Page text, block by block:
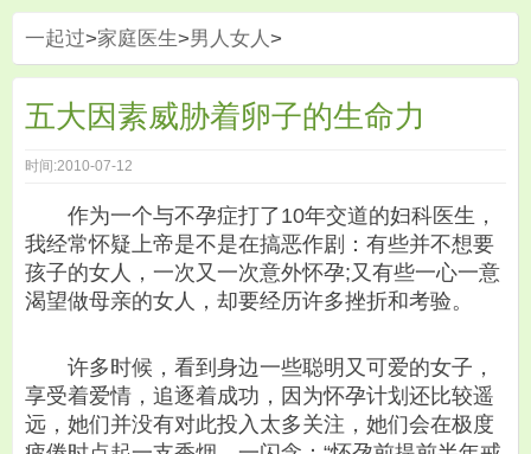
一起过>家庭医生>男人女人>
五大因素威胁着卵子的生命力
时间:2010-07-12
作为一个与不孕症打了10年交道的妇科医生，
我经常怀疑上帝是不是在搞恶作剧：有些并不想要
孩子的女人，一次又一次意外怀孕;又有些一心一意
渴望做母亲的女人，却要经历许多挫折和考验。
许多时候，看到身边一些聪明又可爱的女子，
享受着爱情，追逐着成功，因为怀孕计划还比较遥
远，她们并没有对此投入太多关注，她们会在极度